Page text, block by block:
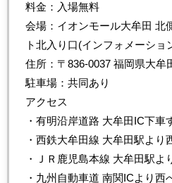
料金：入場無料
会場：イオンモール大牟田 北
ト北入り口(インフォメーショ
住所：〒836-0037 福岡県大牟
駐車場：共同あり
アクセス
・有明沿岸道路 大牟田IC下車
・西鉄大牟田線 大牟田駅より
・ＪＲ鹿児島本線 大牟田駅よ
・九州自動車道 南関ICより西